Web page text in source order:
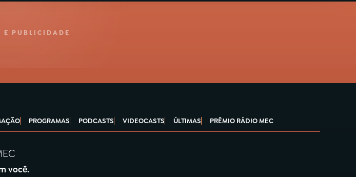
E PUBLICIDADE
PROGRAMAS PODCASTS VIDEOCASTS ÚLTIMAS PRÊMIO RÁDIO MEC
você.